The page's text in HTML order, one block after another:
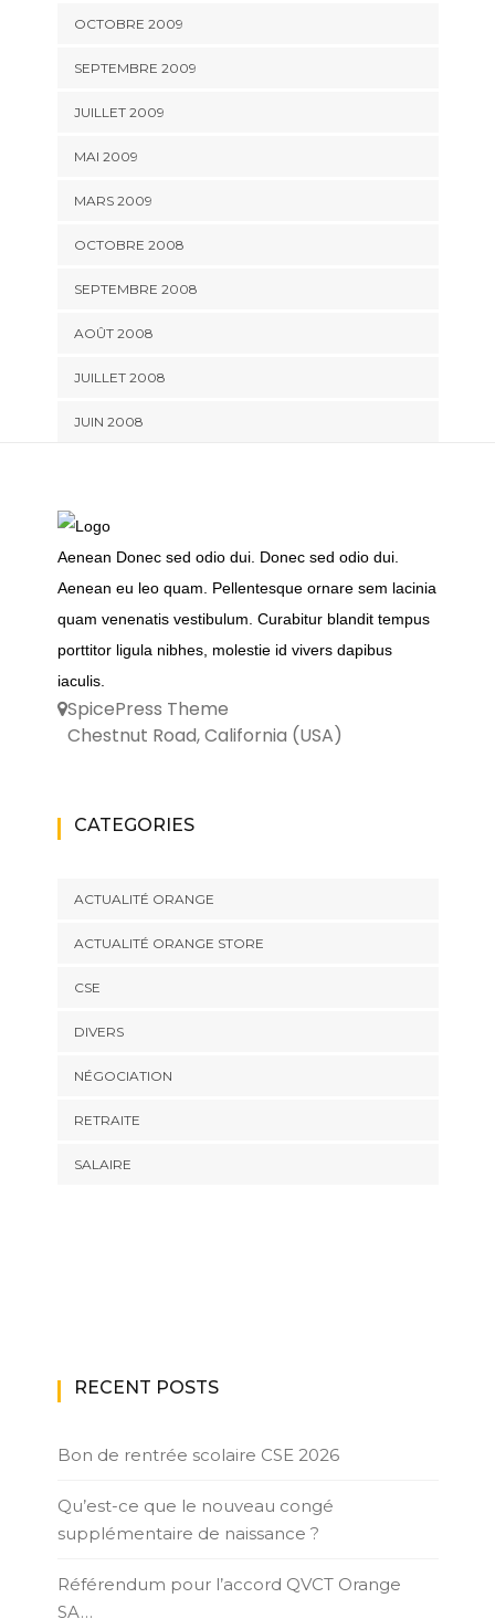
OCTOBRE 2009
SEPTEMBRE 2009
JUILLET 2009
MAI 2009
MARS 2009
OCTOBRE 2008
SEPTEMBRE 2008
AOÛT 2008
JUILLET 2008
JUIN 2008
Aenean Donec sed odio dui. Donec sed odio dui.
Aenean eu leo quam. Pellentesque ornare sem lacinia
quam venenatis vestibulum. Curabitur blandit tempus
porttitor ligula nibhes, molestie id vivers dapibus
iaculis.
SpicePress Theme
Chestnut Road, California (USA)
CATEGORIES
ACTUALITÉ ORANGE
ACTUALITÉ ORANGE STORE
CSE
DIVERS
NÉGOCIATION
RETRAITE
SALAIRE
RECENT POSTS
Bon de rentrée scolaire CSE 2026
Qu’est-ce que le nouveau congé
supplémentaire de naissance ?
Référendum pour l’accord QVCT Orange
SA…